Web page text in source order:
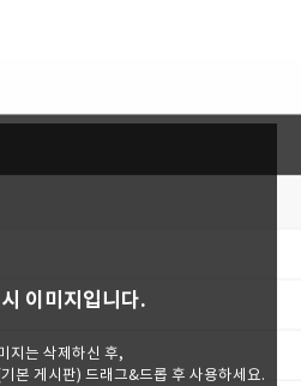
이미지입니다.
는 삭제하신 후,
본 게시판) 드래그&드롭 후 사용하세요.